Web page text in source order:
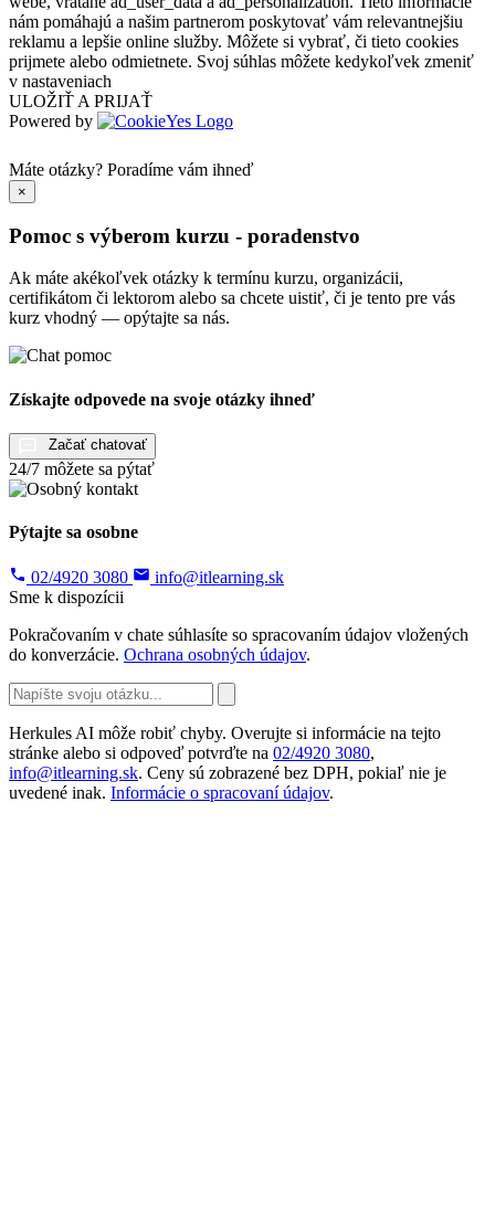
nám pomáhajú a našim partnerom poskytovať vám relevantnejšiu
reklamu a lepšie online služby. Môžete si vybrať, či tieto cookies
prijmete alebo odmietnete. Svoj súhlas môžete kedykoľvek zmeniť
v nastaveniach
ULOŽIŤ A PRIJAŤ
Powered by
Máte otázky? Poradíme vám ihneď
×
Pomoc s výberom kurzu - poradenstvo
Ak máte akékoľvek otázky k termínu kurzu, organizácii,
certifikátom či lektorom alebo sa chcete uistiť, či je tento pre vás
kurz vhodný — opýtajte sa nás.
Získajte odpovede na svoje otázky ihneď
Začať chatovať
24/7 môžete sa pýtať
Pýtajte sa osobne
02/4920 3080
info@itlearning.sk
Sme k dispozícii
Pokračovaním v chate súhlasíte so spracovaním údajov vložených
do konverzácie. Ochrana osobných údajov.
Herkules AI môže robiť chyby. Overujte si informácie na tejto
stránke alebo si odpoveď potvrďte na 02/4920 3080,
info@itlearning.sk. Ceny sú zobrazené bez DPH, pokiaľ nie je
uvedené inak. Informácie o spracovaní údajov.